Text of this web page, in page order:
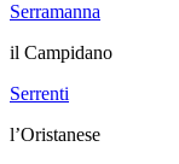
Serramanna
il Campidano
Serrenti
l’Oristanese